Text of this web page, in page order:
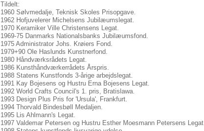
Tildelt:
1960 Sølvmedalje, Teknisk Skoles Prisopgave.
1962 Hofjuvelerer Michelsens Jubilæumslegat.
1970 Keramiker Ville Christensens Legat.
1969-75 Danmarks Nationalsbanks Jubilæumsfond.
1975 Administrator Johs. Krøiers Fond.
1979+90 Ole Haslunds Kunstnerfond.
1980 Håndværksrådets Legat.
1986 Kunsthåndværkerrådets Årspris.
1988 Statens Kunstfonds 3-årige arbejdslegat.
1991 Kay Bojesens og Hustru Erna Bojesens Legat.
1992 World Crafts Council's 1. pris, Bratislawa.
1993 Design Plus Pris for 'Ursula', Frankfurt.
1994 Thorvald Bindesbøll Medaljen.
1995 Lis Ahlmann's Legat.
1997 Valdemar Petersen og Hustru Esther Moesmann Petersens Legat